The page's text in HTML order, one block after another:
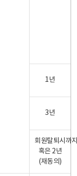
1년
3년
회원탈퇴시까
혹은 2년
(재동의)